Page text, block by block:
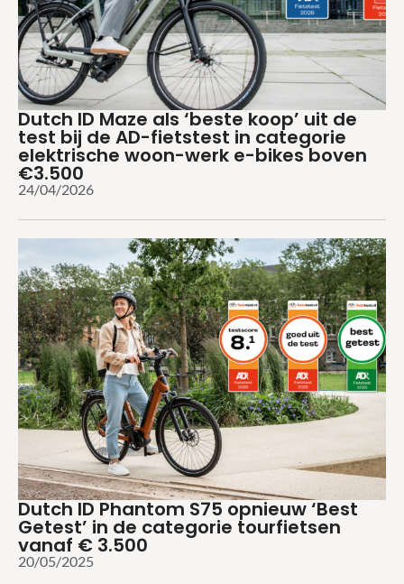
Dutch ID Maze als ‘beste koop’ uit de
test bij de AD-fietstest in categorie
elektrische woon-werk e-bikes boven
€3.500
24/04/2026
Dutch ID Phantom S75 opnieuw ‘Best
Getest’ in de categorie tourfietsen
vanaf € 3.500
20/05/2025